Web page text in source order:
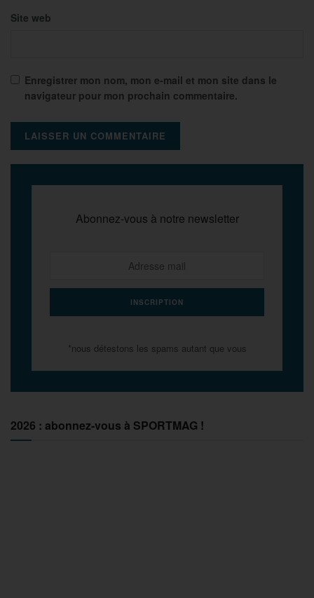
Site web
Enregistrer mon nom, mon e-mail et mon site dans le
navigateur pour mon prochain commentaire.
Abonnez-vous à notre newsletter
*nous détestons les spams autant que vous
2026 : abonnez-vous à SPORTMAG !